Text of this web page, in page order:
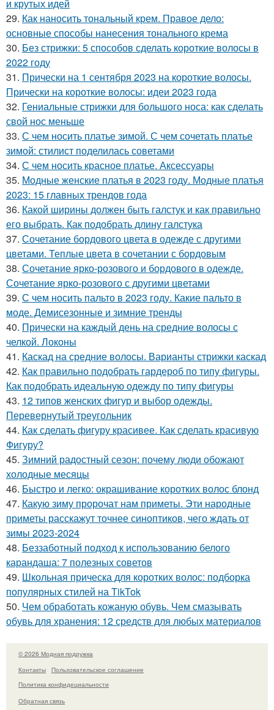
и крутых идей
29. Как наносить тональный крем. Правое дело:
основные способы нанесения тонального крема
30. Без стрижки: 5 способов сделать короткие волосы в
2022 году
31. Прически на 1 сентября 2023 на короткие волосы.
Прически на короткие волосы: идеи 2023 года
32. Гениальные стрижки для большого носа: как сделать
свой нос меньше
33. С чем носить платье зимой. С чем сочетать платье
зимой: стилист поделилась советами
34. С чем носить красное платье. Аксессуары
35. Модные женские платья в 2023 году. Модные платья
2023: 15 главных трендов года
36. Какой ширины должен быть галстук и как правильно
его выбрать. Как подобрать длину галстука
37. Сочетание бордового цвета в одежде с другими
цветами. Теплые цвета в сочетании с бордовым
38. Сочетание ярко-розового и бордового в одежде.
Сочетание ярко-розового с другими цветами
39. С чем носить пальто в 2023 году. Какие пальто в
моде. Демисезонные и зимние тренды
40. Прически на каждый день на средние волосы с
челкой. Локоны
41. Каскад на средние волосы. Варианты стрижки каскад
42. Как правильно подобрать гардероб по типу фигуры.
Как подобрать идеальную одежду по типу фигуры
43. 12 типов женских фигур и выбор одежды.
Перевернутый треугольник
44. Как сделать фигуру красивее. Как сделать красивую
Фигуру?
45. Зимний радостный сезон: почему люди обожают
холодные месяцы
46. Быстро и легко: окрашивание коротких волос блонд
47. Какую зиму пророчат нам приметы. Эти народные
приметы расскажут точнее синоптиков, чего ждать от
зимы 2023-2024
48. Беззаботный подход к использованию белого
карандаша: 7 полезных советов
49. Школьная прическа для коротких волос: подборка
популярных стилей на TikTok
50. Чем обработать кожаную обувь. Чем смазывать
обувь для хранения: 12 средств для любых материалов
© 2026 Модная подружка
Контакты
Пользовательское соглашение
Политика конфидециальности
Обратная связь